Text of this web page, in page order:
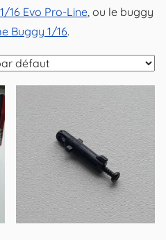
16 Evo Pro-Line , ou le buggy
Buggy 1/16.